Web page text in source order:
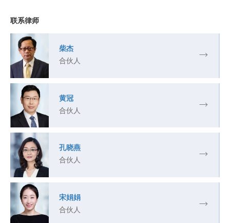
联系律师
柴杰
合伙人
黄冠
合伙人
孔晓燕
合伙人
宋娟娟
合伙人